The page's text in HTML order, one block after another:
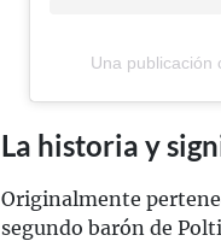
Una publicación
La historia y
Originalmente
segundo barón de